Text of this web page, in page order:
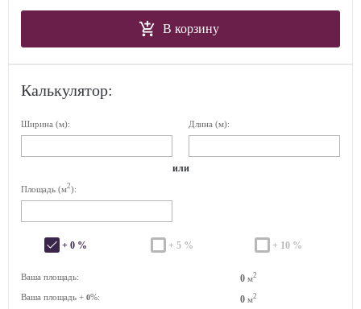
В корзину
Калькулятор:
Ширина (м): Длина (м):
или
Площадь (м2):
+ 0 % + 5 % + 10 %
Ваша площадь: 0 м2
Ваша площадь + 0%: 0 м2